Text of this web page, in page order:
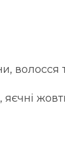
волосся